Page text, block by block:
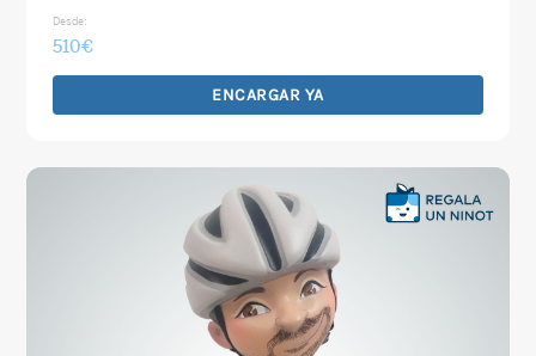
Desde:
510€
ENCARGAR YA